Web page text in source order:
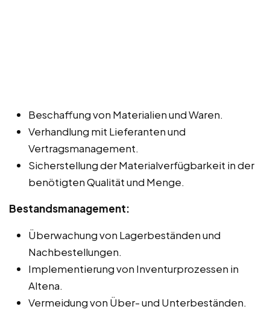
Beschaffung von Materialien und Waren.
Verhandlung mit Lieferanten und
Vertragsmanagement.
Sicherstellung der Materialverfügbarkeit in der
benötigten Qualität und Menge.
Bestandsmanagement:
Überwachung von Lagerbeständen und
Nachbestellungen.
Implementierung von Inventurprozessen in
Altena.
Vermeidung von Über- und Unterbeständen.